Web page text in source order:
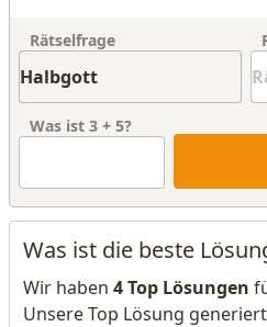
Rätselfrage
Was ist 3 + 5?
Was ist die beste
Wir haben 4 Top Lösungen
Unsere Top Lösung